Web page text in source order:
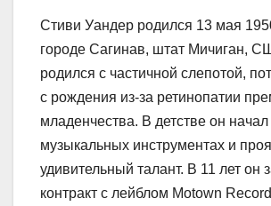
Стиви Уандер родился 13 мая
городе Сагинав, штат Мичиган,
родился с частичной слепотой,
с рождения из-за ретинопатии
младенчества. В детстве он начал
музыкальных инструментах и
удивительный талант. В 11 лет он
контракт с лейблом Motown